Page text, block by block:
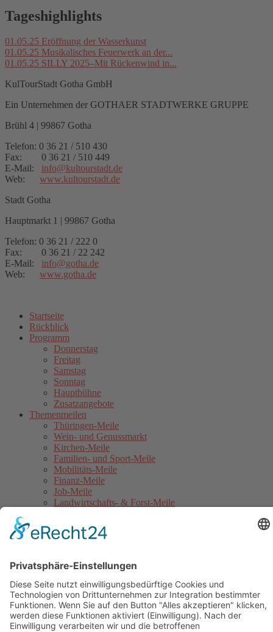
Tageshighlights
01.05.25 Eröffnung der Wasserkunst
01.05.25 Musikalisches Feuerwerk an der...
01.05.25 SILLY 2025–Mit Rückenwind in...
KulTourStadt Gotha GmbH
Ein Unternehmen der GOTHAER STADTWERKE GRUPPE
Brühl 4 | 99867 Gotha
Telefon: 0 36 21 / 510 430
Fax: 0 36 21 / 510 449
E-Mail: info@kultourstadt.de
Web: www.kultourstadt.de
Stadt Gotha
Hauptmarkt 1 | 99867 Gotha
Telefon: 0 36 21 / 222 0
Fax: 0 36 21 / 22 242
E-Mail: info@gotha.de
Web: www.gotha.de
Startseite
Rückblick
Programm
Donnerstag
Freitag
Samstag
Sonntag
Hauptbühne
Zusatzangebote
Themenmeilen
Thüringen-Meile
Wein- und Genussmarkt
Kirchen-Meile
Familien- und Sport-Meile
Mobilitäts-Meile
Finanz-Meile
Job-Meile
Landwirtschafts- & Forst-Meile
Blaulicht-Meile
Politik- & Europa-Meile
Service
Hinweise für Anwohner
Touristinformation
Anfahrt
Sicherheitshinweise
Veranstaltungsordnung